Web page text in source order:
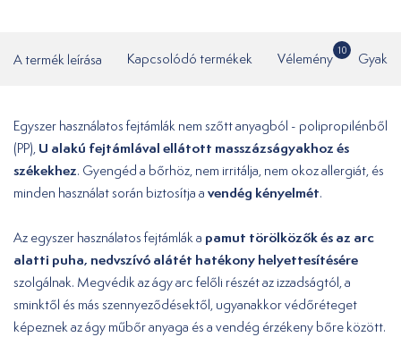
A termék leírása Kapcsolódó termékek Vélemény
10
Egyszer használatos fejtámlák nem szőtt anyagból - polipropilénből
(PP), U alakú fejtámlával ellátott masszázságyakhoz és
székekhez. Gyengéd a bőrhöz, nem irritálja, nem okoz allergiát, és
minden használat során biztosítja a vendég kényelmét.
Az egyszer használatos fejtámlák a pamut törölközők és az arc
alatti puha, nedvszívó alátét hatékony helyettesítésére
szolgálnak. Megvédik az ágy arc felőli részét az izzadságtól, a
sminktől és más szennyeződésektől, ugyanakkor védőréteget
képeznek az ágy műbőr anyaga és a vendég érzékeny bőre között.